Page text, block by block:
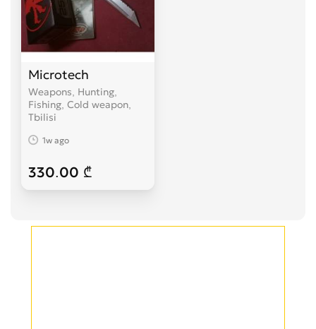
Microtech
Weapons, Hunting,
Fishing, Cold weapon
Tbilisi
1w ago
330.00 ₾